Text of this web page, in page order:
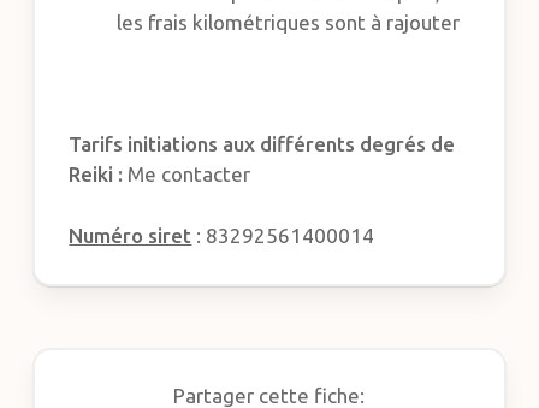
les frais kilométriques sont à rajouter
Tarifs initiations aux différents degrés de
Reiki : Me contacter
Numéro siret : 83292561400014
Partager cette fiche: